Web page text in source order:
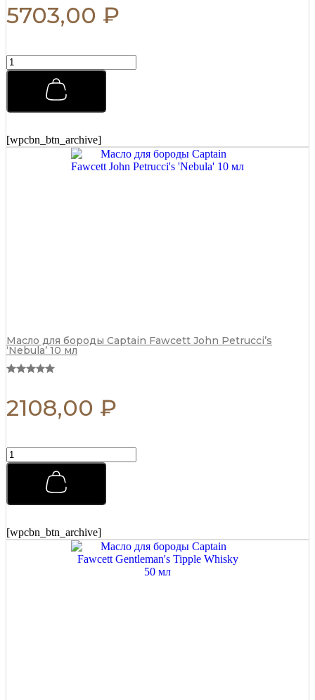
5703,00 ₽
Бальзам
после
Fawcett
125
мл
[wpcbn_btn_archive]
Масло для бороды Captain Fawcett John Petrucci’s
‘Nebula’ 10 мл
2108,00 ₽
Бальзам
после
Fawcett
125
мл
[wpcbn_btn_archive]